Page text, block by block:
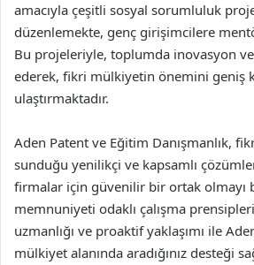
amacıyla çeşitli sosyal sorumluluk
düzenlemekte, genç girişimcilere
Bu projeleriyle, toplumda inovasyon ve
ederek, fikri mülkiyetin önemini geniş
ulaştırmaktadır.
Aden Patent ve Eğitim Danışmanlık,
sunduğu yenilikçi ve kapsamlı
firmalar için güvenilir bir ortak olmayı
memnuniyeti odaklı çalışma
uzmanlığı ve proaktif yaklaşımı ile
mülkiyet alanında aradığınız desteği